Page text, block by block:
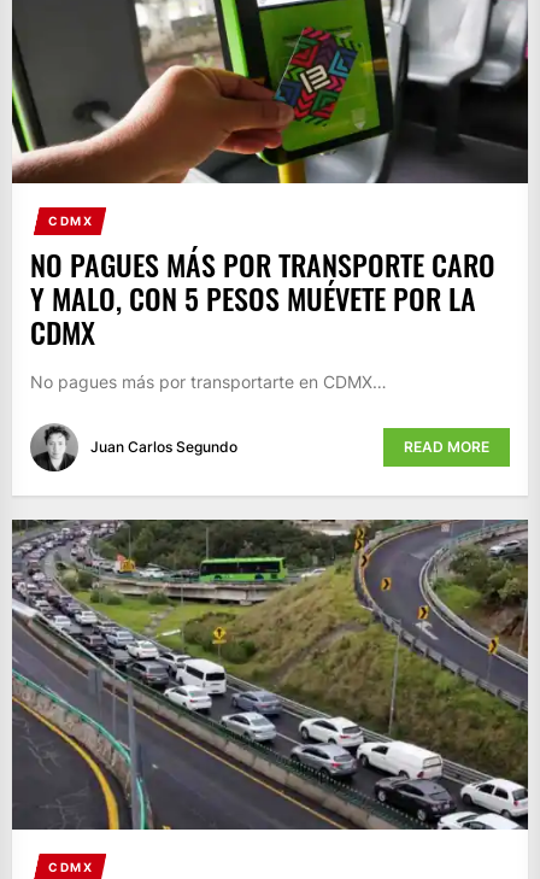
CDMX
NO PAGUES MÁS POR TRANSPORTE CARO
Y MALO, CON 5 PESOS MUÉVETE POR LA
CDMX
No pagues más por transportarte en CDMX…
Juan Carlos Segundo READ MORE
CDMX